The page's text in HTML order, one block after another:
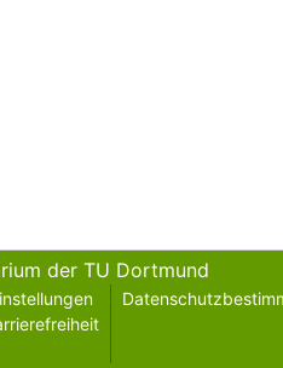
der TU Dortmund